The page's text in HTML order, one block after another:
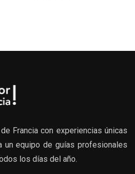
Francia con experiencias únicas
un equipo de guías profesionales
los días del año.